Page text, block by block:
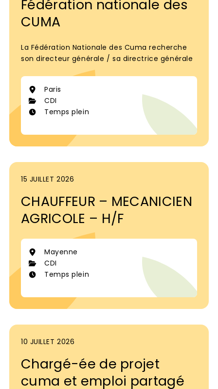
Fédération nationale des
CUMA
La Fédération Nationale des Cuma recherche
son directeur générale / sa directrice générale
Paris
CDI
Temps plein
15 JUILLET 2026
CHAUFFEUR – MECANICIEN
AGRICOLE – H/F
Mayenne
CDI
Temps plein
10 JUILLET 2026
Chargé-ée de projet
cuma et emploi partagé